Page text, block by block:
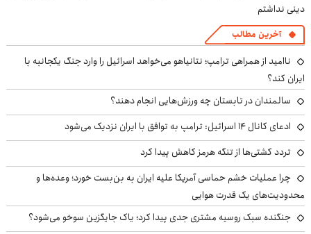
دینی نداشتم
آخرین مطالب
ناامید از همراهی ترامپ؛ نتانیاهو می‌خواهد اسرائیل را وارد جنگ یکجانبه با
ایران کند؟
سالمندان در تابستان چه ورزش‌هایی انجام دهند؟
ادعای کانال ۱۴ اسرائیل: ترامپ به توافق با ایران نزدیک می‌شود
تردد کشتی‌ها از تنگه هرمز کاهش پیدا کرد
چرا عملیات خشم حماسی آمریکا علیه ایران به بن‌بست خورد؛ وعده‌ها و
محدودیت‌های یک قدرت هوایی
جنگنده سبک روسیه مشتری جدی پیدا کرد؛ یاک جایگزین سوخو می‌شود؟